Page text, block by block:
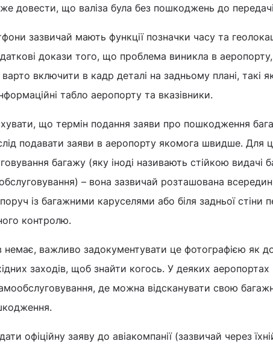
довести, що валіза була без пошкоджень до передачі
зазвичай мають функції позначки часу та
докази того, що проблема виникла в
включити в кадр деталі на задньому плані, такі
табло аеропорту та вказівники.
що термін подання заяви про пошкодження
подавати заяви в аеропорту якомога швидше. Для
багажу (яку іноді називають стійкою видачі
– вона зазвичай розташована
із багажними каруселями або біля задньої стіни
контролю.
немає, важливо задокументувати це фотографією як
заходів, щоб знайти когось. У деяких
де можна відсканувати свою
офіційну заяву до авіакомпанії (зазвичай через